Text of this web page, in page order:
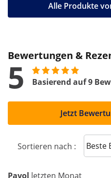
Alle Produkte
Bewertungen &
5 Basierend auf 9
Jetzt
Sortieren nach : Sort
Pavol letzten Monat